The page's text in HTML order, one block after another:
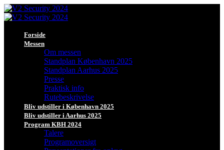
Forside
Messen
Om messen
Standplan København 2025
Standplan Aarhus 2025
Presse
Praktisk info
Rutebeskrivelse
Bliv udstiller i København 2025
Bliv udstiller i Aarhus 2025
Program KBH 2024
Talere
Programoversigt